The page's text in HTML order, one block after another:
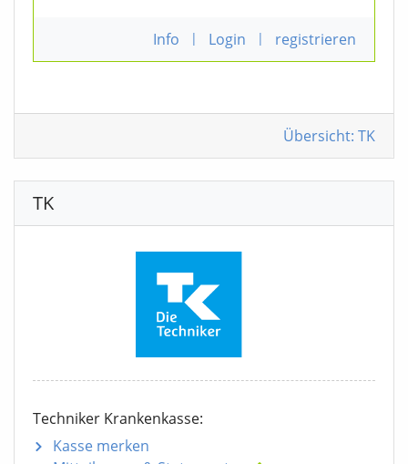
Info | Login | registrieren
Übersicht: TK
TK
Techniker Krankenkasse:
Kasse merken